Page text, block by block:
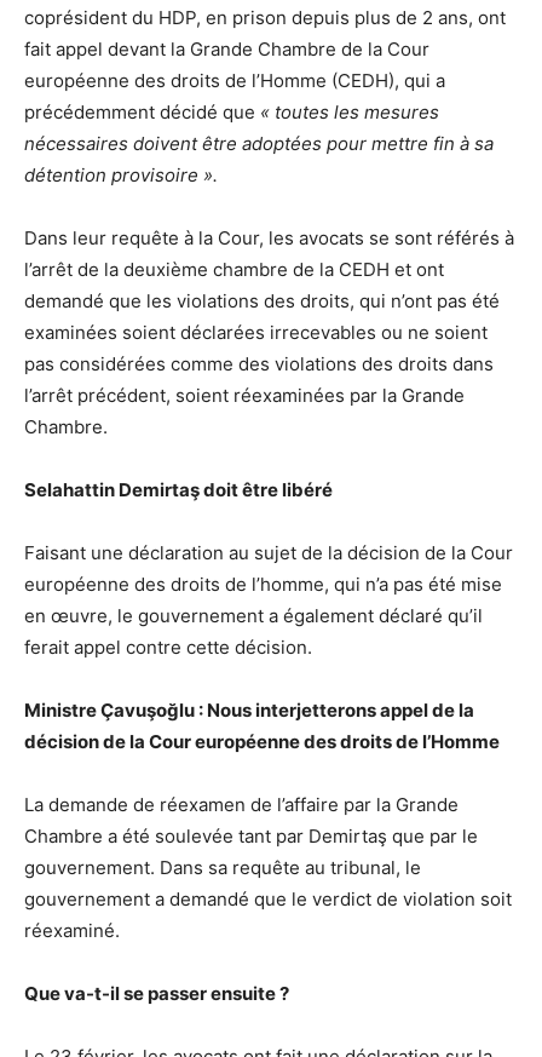
coprésident du HDP, en prison depuis plus de 2 ans, ont
fait appel devant la Grande Chambre de la Cour
européenne des droits de l’Homme (CEDH), qui a
précédemment décidé que « toutes les mesures
nécessaires doivent être adoptées pour mettre fin à sa
détention provisoire ».
Dans leur requête à la Cour, les avocats se sont référés à
l’arrêt de la deuxième chambre de la CEDH et ont
demandé que les violations des droits, qui n’ont pas été
examinées soient déclarées irrecevables ou ne soient
pas considérées comme des violations des droits dans
l’arrêt précédent, soient réexaminées par la Grande
Chambre.
Selahattin Demirtaş doit être libéré
Faisant une déclaration au sujet de la décision de la Cour
européenne des droits de l’homme, qui n’a pas été mise
en œuvre, le gouvernement a également déclaré qu’il
ferait appel contre cette décision.
Ministre Çavuşoğlu : Nous interjetterons appel de la
décision de la Cour européenne des droits de l’Homme
La demande de réexamen de l’affaire par la Grande
Chambre a été soulevée tant par Demirtaş que par le
gouvernement. Dans sa requête au tribunal, le
gouvernement a demandé que le verdict de violation soit
réexaminé.
Que va-t-il se passer ensuite ?